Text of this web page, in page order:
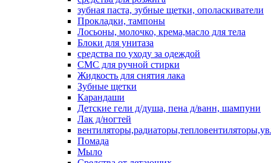
зубная паста, зубные щетки, ополаскиватели
Прокладки, тампоны
Лосьоны, молочко, крема,масло для тела
Блоки для унитаза
средства по уходу за одеждой
СМС для ручной стирки
Жидкость для снятия лака
Зубные щетки
Карандаши
Детские гели д/душа, пена д/ванн, шампуни
Лак д/ногтей
Помада
Мыло